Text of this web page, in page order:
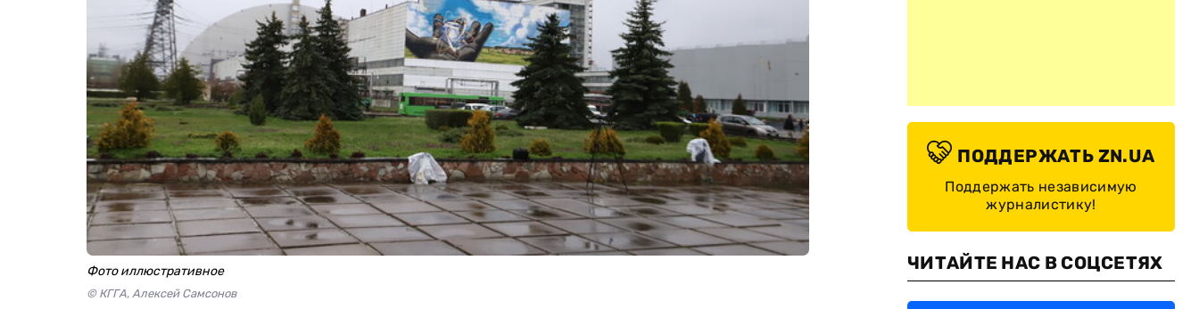
Фото иллюстративное
© КГГА, Алексей Самсонов
ПОДДЕРЖАТЬ ZN.UA
Поддержать независимую
журналистику!
ЧИТАЙТЕ НАС В СОЦСЕТЯХ